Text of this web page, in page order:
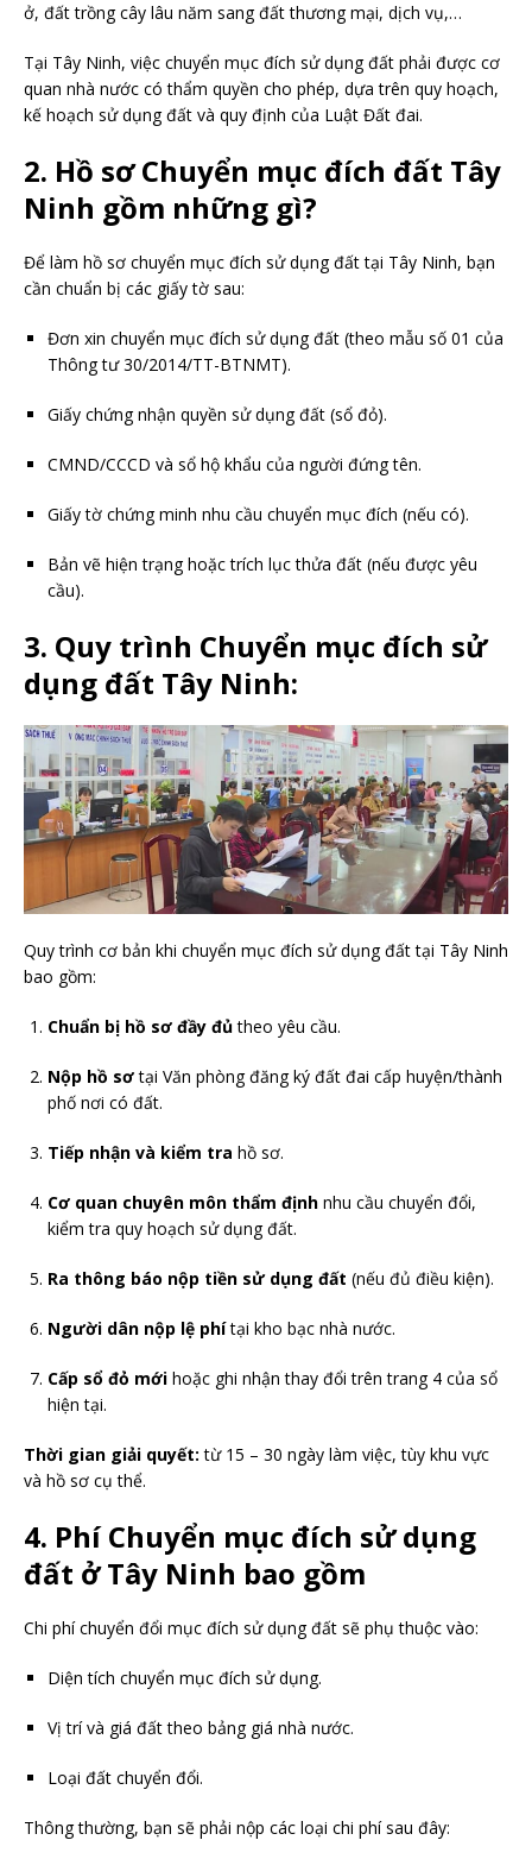
ở, đất trồng cây lâu năm sang đất thương mại, dịch vụ,…
Tại Tây Ninh, việc chuyển mục đích sử dụng đất phải được cơ
quan nhà nước có thẩm quyền cho phép, dựa trên quy hoạch,
kế hoạch sử dụng đất và quy định của Luật Đất đai.
2. Hồ sơ Chuyển mục đích đất Tây
Ninh gồm những gì?
Để làm hồ sơ chuyển mục đích sử dụng đất tại Tây Ninh, bạn
cần chuẩn bị các giấy tờ sau:
Đơn xin chuyển mục đích sử dụng đất (theo mẫu số 01 của
Thông tư 30/2014/TT-BTNMT).
Giấy chứng nhận quyền sử dụng đất (sổ đỏ).
CMND/CCCD và sổ hộ khẩu của người đứng tên.
Giấy tờ chứng minh nhu cầu chuyển mục đích (nếu có).
Bản vẽ hiện trạng hoặc trích lục thửa đất (nếu được yêu
cầu).
3. Quy trình Chuyển mục đích sử
dụng đất Tây Ninh:
Quy trình cơ bản khi chuyển mục đích sử dụng đất tại Tây Ninh
bao gồm:
Chuẩn bị hồ sơ đầy đủtheo yêu cầu.
Nộp hồ sơtại Văn phòng đăng ký đất đai cấp huyện/thành
phố nơi có đất.
Tiếp nhận và kiểm tra hồ sơ.
Cơ quan chuyên môn thẩm định nhu cầu chuyển đổi,
kiểm tra quy hoạch sử dụng đất.
Ra thông báo nộp tiền sử dụng đất (nếu đủ điều kiện).
Người dân nộp lệ phítại kho bạc nhà nước.
Cấp sổ đỏ mới hoặc ghi nhận thay đổi trên trang 4 của sổ
hiện tại.
Thời gian giải quyết: từ 15 – 30 ngày làm việc, tùy khu vực
và hồ sơ cụ thể.
4. Phí Chuyển mục đích sử dụng
đất ở Tây Ninh bao gồm
Chi phí chuyển đổi mục đích sử dụng đất sẽ phụ thuộc vào:
Diện tích chuyển mục đích sử dụng.
Vị trí và giá đất theo bảng giá nhà nước.
Loại đất chuyển đổi.
Thông thường, bạn sẽ phải nộp các loại chi phí sau đây: